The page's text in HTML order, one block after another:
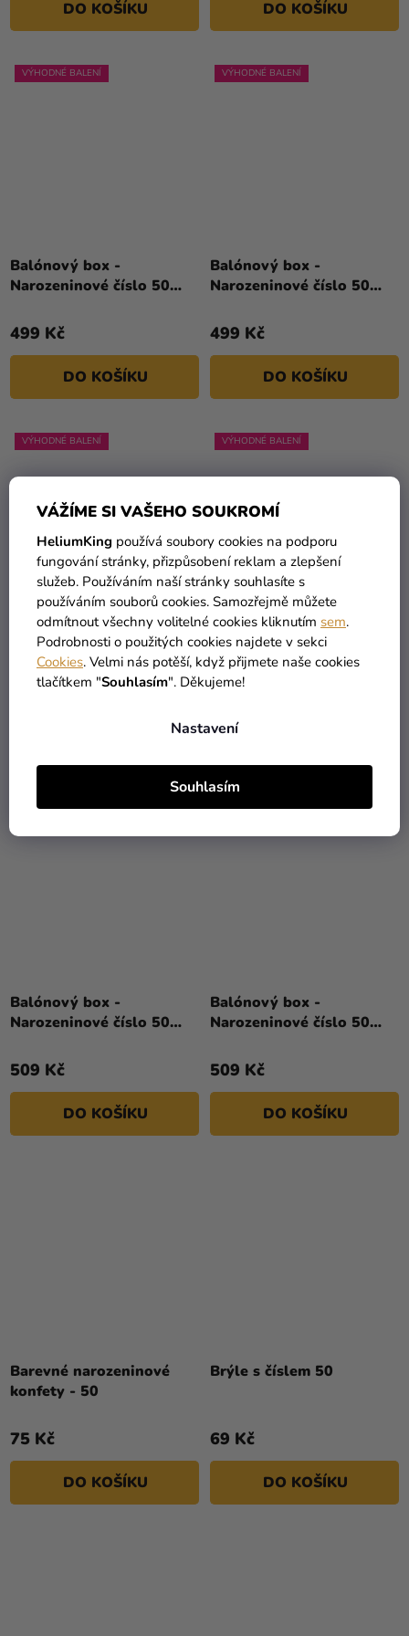
VÁŽÍME SI VAŠEHO SOUKROMÍ
HeliumKing používá soubory cookies na podporu
fungování stránky, přizpůsobení reklam a zlepšení
služeb. Používáním naší stránky souhlasíte s
používáním souborů cookies. Samozřejmě můžete
odmítnout všechny volitelné cookies kliknutím sem.
Podrobnosti o použitých cookies najdete v sekci
Cookies. Velmi nás potěší, když přijmete naše cookies
tlačítkem "Souhlasím". Děkujeme!
Nastavení
Souhlasím
hvězdiček.
DO KOŠÍKU DO KOŠÍKU
VÝHODNÉ BALENÍ
Balónový box -
Narozeninové číslo 50
499 Kč
DO KOŠÍKU
VÝHODNÉ BALENÍ
Balónový box -
Narozeninové číslo 50
499 Kč
DO KOŠÍKU
VÝHODNÉ BALENÍ
Balónový box -
Narozeninové číslo 50
modré 86 cm
VÝHODNÉ BALENÍ
Balónový box -
Narozeninové číslo 50
růžovo-zlatý 86 cm
Balónový box -
Narozeninové číslo 50
509 Kč
DO KOŠÍKU
Balónový box -
Narozeninové číslo 50
509 Kč
DO KOŠÍKU
Barevné narozeninové
konfety - 50
75 Kč
DO KOŠÍKU
Brýle s číslem 50
69 Kč
DO KOŠÍKU